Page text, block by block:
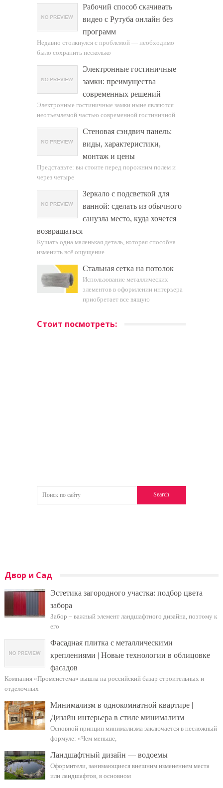
Рабочий способ скачивать
видео с Рутуба онлайн без
программ
Недавно столкнулся с проблемой — необходимо
было сохранить несколько
Электронные гостиничные
замки: преимущества
современных решений
Электронные гостиничные замки ныне являются
неотъемлемой частью современной гостиничной
Стеновая сэндвич панель:
виды, характеристики,
монтаж и цены
Представьте: вы стоите перед порожним полем и
через четыре
Зеркало с подсветкой для
ванной: сделать из обычного
санузла место, куда хочется
возвращаться
Кушать одна маленькая деталь, которая способна
изменить всё ощущение
Стальная сетка на потолок
Использование металлических
элементов в оформлении интерьера
приобретает все вящую
Стоит посмотреть:
Двор и Сад
Эстетика загородного участка: подбор цвета
забора
Забор – важный элемент ландшафтного дизайна, поэтому к
его
Фасадная плитка с металлическими
креплениями | Новые технологии в облицовке
фасадов
Компания «Промсистема» вышла на российский базар строительных и
отделочных
Минимализм в однокомнатной квартире |
Дизайн интерьера в стиле минимализм
Основной принцип минимализма заключается в несложный
формуле: «Чем меньше,
Ландшафтный дизайн — водоемы
Оформители, занимающиеся внешним изменением места
или ландшафтов, в основном